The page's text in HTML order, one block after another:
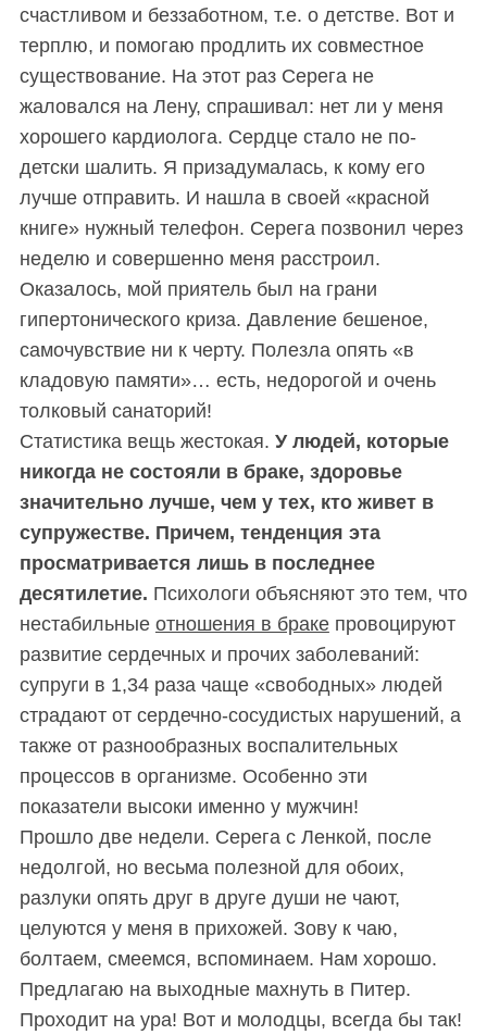
счастливом и беззаботном, т.е. о детстве. Вот и
терплю, и помогаю продлить их совместное
существование. На этот раз Серега не
жаловался на Лену, спрашивал: нет ли у меня
хорошего кардиолога. Сердце стало не по-
детски шалить. Я призадумалась, к кому его
лучше отправить. И нашла в своей «красной
книге» нужный телефон. Серега позвонил через
неделю и совершенно меня расстроил.
Оказалось, мой приятель был на грани
гипертонического криза. Давление бешеное,
самочувствие ни к черту. Полезла опять «в
кладовую памяти»… есть, недорогой и очень
толковый санаторий!
Статистика вещь жестокая. У людей, которые
никогда не состояли в браке, здоровье
значительно лучше, чем у тех, кто живет в
супружестве. Причем, тенденция эта
просматривается лишь в последнее
десятилетие. Психологи объясняют это тем, что
нестабильные отношения в бракепровоцируют
развитие сердечных и прочих заболеваний:
супруги в 1,34 раза чаще «свободных» людей
страдают от сердечно-сосудистых нарушений, а
также от разнообразных воспалительных
процессов в организме. Особенно эти
показатели высоки именно у мужчин!
Прошло две недели. Серега с Ленкой, после
недолгой, но весьма полезной для обоих,
разлуки опять друг в друге души не чают,
целуются у меня в прихожей. Зову к чаю,
болтаем, смеемся, вспоминаем. Нам хорошо.
Предлагаю на выходные махнуть в Питер.
Проходит на ура! Вот и молодцы, всегда бы так!